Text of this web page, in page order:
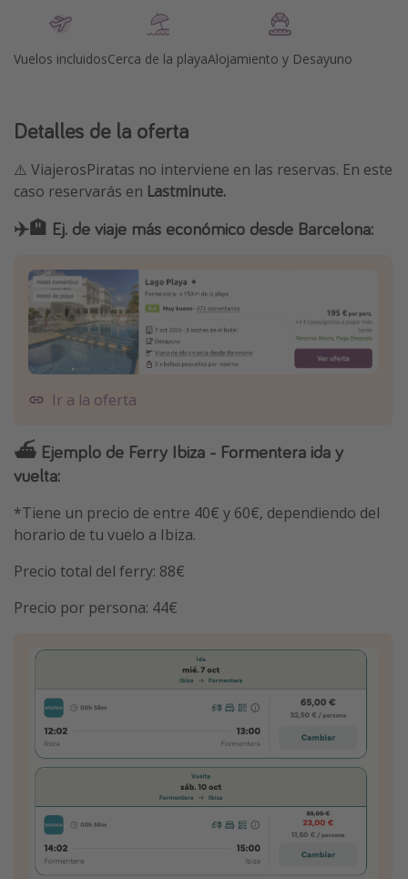
Vuelos incluidosCerca de la playaAlojamiento y Desayuno
Detalles de la oferta
⚠️ ViajerosPiratas no interviene en las reservas. En este
caso reservarás en Lastminute.
✈️🏨 Ej. de viaje más económico desde Barcelona:
Ir a la oferta
⛴ Ejemplo de Ferry Ibiza - Formentera ida y
vuelta:
*Tiene un precio de entre 40€ y 60€, dependiendo del
horario de tu vuelo a Ibiza.
Precio total del ferry: 88€
Precio por persona: 44€